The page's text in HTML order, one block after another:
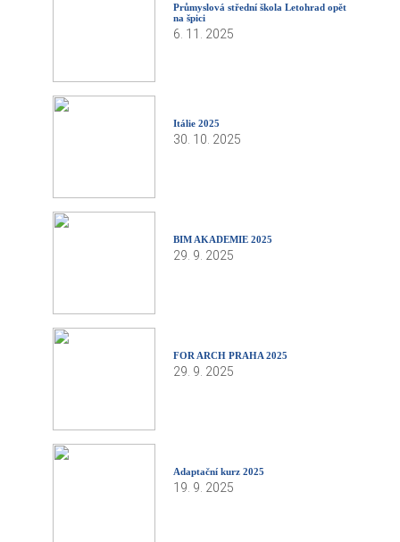
Průmyslová střední škola Letohrad opět
na špici
6. 11. 2025
Itálie 2025
30. 10. 2025
BIM AKADEMIE 2025
29. 9. 2025
FOR ARCH PRAHA 2025
29. 9. 2025
Adaptační kurz 2025
19. 9. 2025